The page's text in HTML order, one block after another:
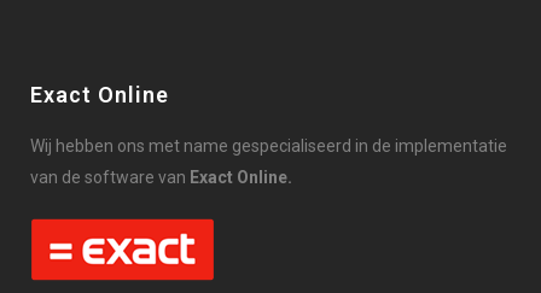
Exact Online
Wij hebben ons met name gespecialiseerd in de implementatie
van de software van Exact Online.